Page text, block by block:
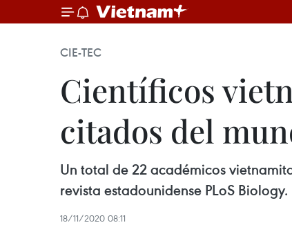
CIE-TEC
Científicos
citados del
Un total de 22 académicos
revista estadounidense PLoS Biology.
18/11/2020 08:11